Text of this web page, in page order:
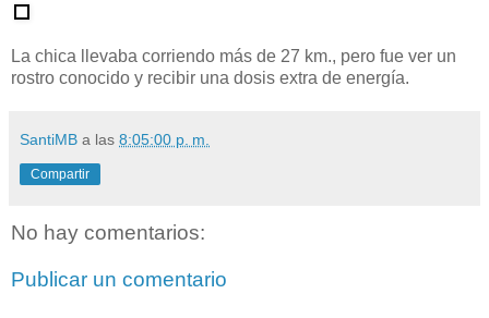
La chica llevaba corriendo más de 27 km., pero fue ver un
rostro conocido y recibir una dosis extra de energía.
SantiMB a las 8:05:00 p. m.
Compartir
No hay comentarios:
Publicar un comentario